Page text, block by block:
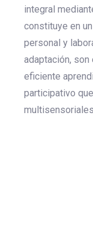
integral
constituye en
personal y
adaptación,
eficiente
participativo